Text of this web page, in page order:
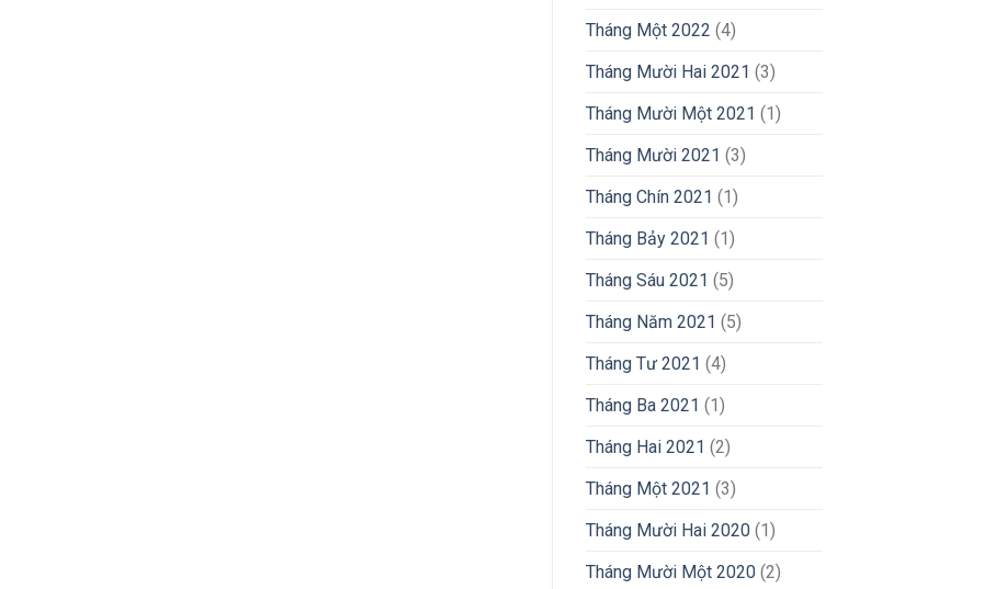
Tháng Một 2022 (4)
Tháng Mười Hai 2021 (3)
Tháng Mười Một 2021 (1)
Tháng Mười 2021 (3)
Tháng Chín 2021 (1)
Tháng Bảy 2021 (1)
Tháng Sáu 2021 (5)
Tháng Năm 2021 (5)
Tháng Tư 2021 (4)
Tháng Ba 2021 (1)
Tháng Hai 2021 (2)
Tháng Một 2021 (3)
Tháng Mười Hai 2020(1)
Tháng Mười Một 2020(2)